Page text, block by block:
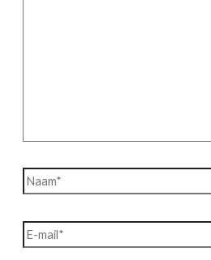
Naam*
E-